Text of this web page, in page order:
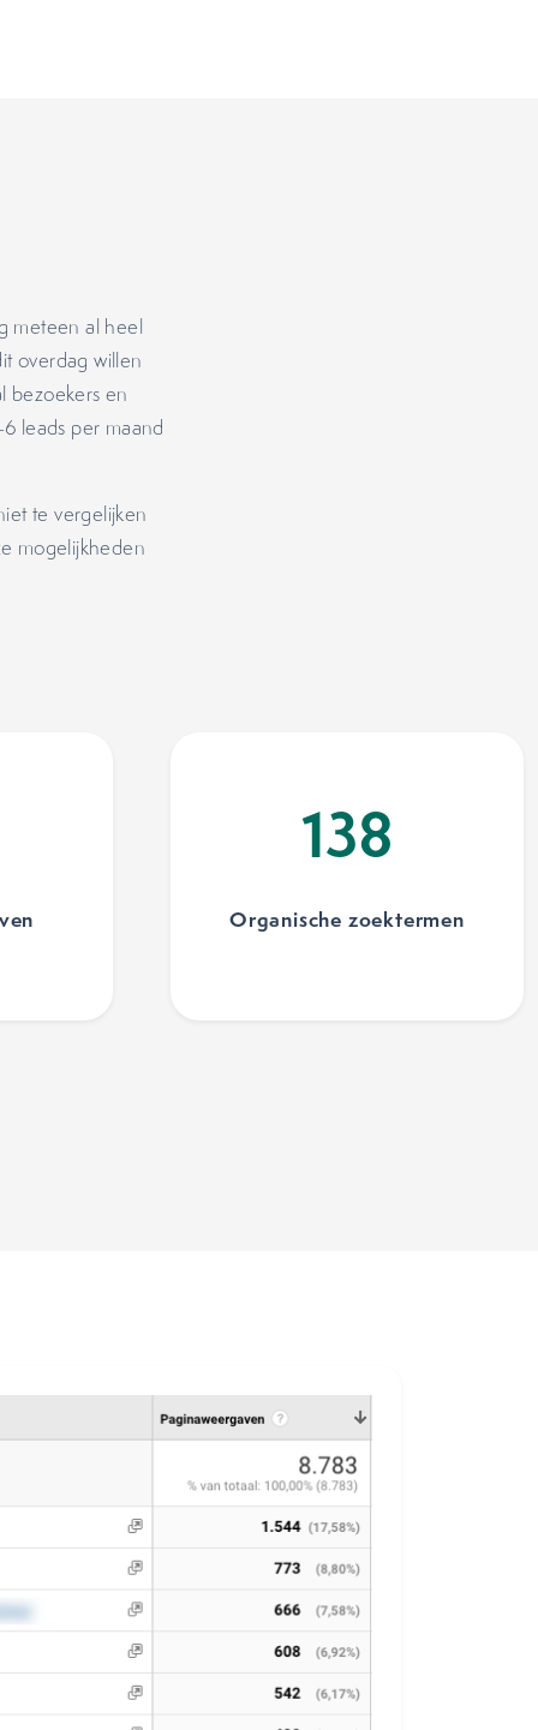
meteen al heel
overdag willen
bezoekers en
leads per maand
te vergelijken
mogelijkheden
138
Organische zoektermen